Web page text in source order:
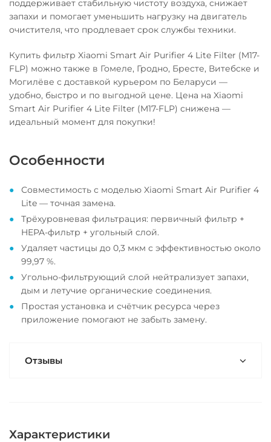
поддерживает стабильную чистоту воздуха, снижает
запахи и помогает уменьшить нагрузку на двигатель
очистителя, что продлевает срок службы техники.
Купить фильтр Xiaomi Smart Air Purifier 4 Lite Filter (M17-
FLP) можно также в Гомеле, Гродно, Бресте, Витебске и
Могилёве с доставкой курьером по Беларуси —
удобно, быстро и по выгодной цене. Цена на Xiaomi
Smart Air Purifier 4 Lite Filter (M17-FLP) снижена —
идеальный момент для покупки!
Особенности
Совместимость с моделью Xiaomi Smart Air Purifier 4
Lite — точная замена.
Трёхуровневая фильтрация: первичный фильтр +
HEPA-фильтр + угольный слой.
Удаляет частицы до 0,3 мкм с эффективностью около
99,97 %.
Угольно-фильтрующий слой нейтрализует запахи,
дым и летучие органические соединения.
Простая установка и счётчик ресурса через
приложение помогают не забыть замену.
Отзывы
Характеристики